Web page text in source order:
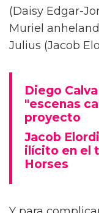
Diego Calva ha
desnudas con
en pantalla
describiéndolas
Basada en el
Swift Horses
(Daisy Edgar-
Muriel